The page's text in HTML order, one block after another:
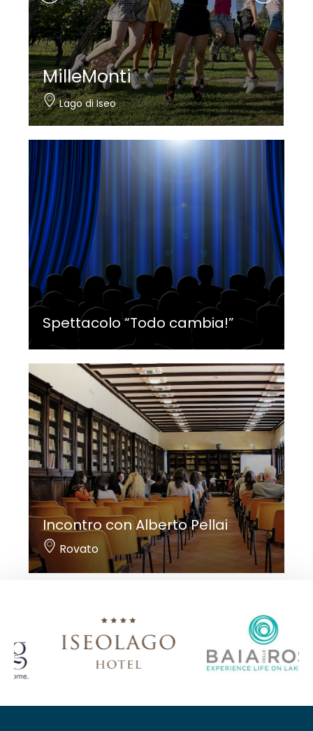
MilleMonti
Lago di Iseo
Spettacolo “Todo cambia!”
Incontro con Alberto Pellai
Rovato